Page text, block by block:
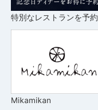
特別なレストランを予約
Mikamikan